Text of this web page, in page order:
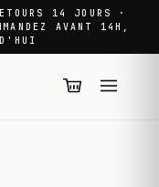
14 JOURS ·
AVANT 14H,